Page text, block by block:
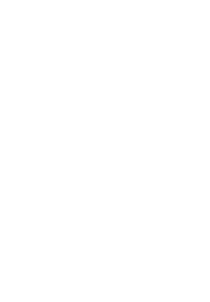
Chikapie